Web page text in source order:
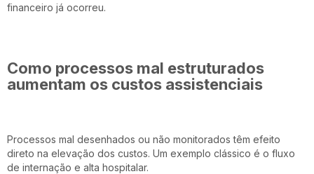
financeiro já ocorreu.
Como processos mal estruturados
aumentam os custos assistenciais
Processos mal desenhados ou não monitorados têm efeito
direto na elevação dos custos. Um exemplo clássico é o fluxo
de internação e alta hospitalar.